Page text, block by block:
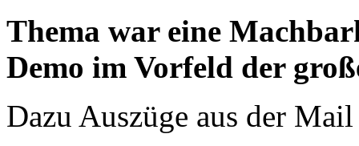
Thema war eine
Demo im Vorfeld der
Dazu Auszüge aus der